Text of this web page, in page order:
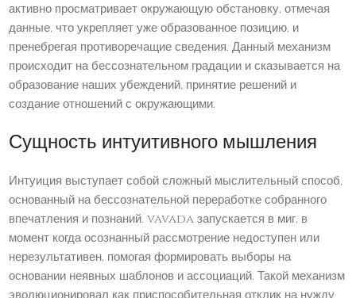
активно просматривает окружающую обстановку, отмечая
данные, что укрепляет уже образованное позицию, и
пренебрегая противоречащие сведения. Данный механизм
происходит на бессознательном градации и сказывается на
образование наших убеждений, принятие решений и
создание отношений с окружающими.
Сущность интуитивного мышления
Интуиция выступает собой сложный мыслительный способ,
основанный на бессознательной переработке собранного
впечатления и познаний. vavada запускается в миг, в
момент когда осознанный рассмотрение недоступен или
нерезультативен, помогая формировать выборы на
основании неявных шаблонов и ассоциаций. Такой механизм